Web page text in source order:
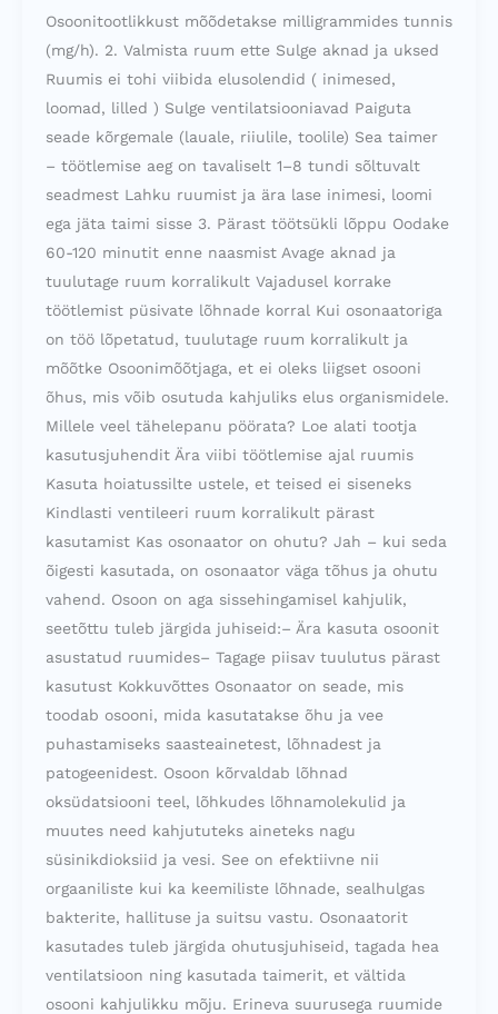
Osoonitootlikkust mõõdetakse milligrammides tunnis
(mg/h). 2. Valmista ruum ette Sulge aknad ja uksed
Ruumis ei tohi viibida elusolendid ( inimesed,
loomad, lilled ) Sulge ventilatsiooniavad Paiguta
seade kõrgemale (lauale, riiulile, toolile) Sea taimer
– töötlemise aeg on tavaliselt 1–8 tundi sõltuvalt
seadmest Lahku ruumist ja ära lase inimesi, loomi
ega jäta taimi sisse 3. Pärast töötsükli lõppu Oodake
60-120 minutit enne naasmist Avage aknad ja
tuulutage ruum korralikult Vajadusel korrake
töötlemist püsivate lõhnade korral Kui osonaatoriga
on töö lõpetatud, tuulutage ruum korralikult ja
mõõtke Osoonimõõtjaga, et ei oleks liigset osooni
õhus, mis võib osutuda kahjuliks elus organismidele.
Millele veel tähelepanu pöörata? Loe alati tootja
kasutusjuhendit Ära viibi töötlemise ajal ruumis
Kasuta hoiatussilte ustele, et teised ei siseneks
Kindlasti ventileeri ruum korralikult pärast
kasutamist Kas osonaator on ohutu? Jah – kui seda
õigesti kasutada, on osonaator väga tõhus ja ohutu
vahend. Osoon on aga sissehingamisel kahjulik,
seetõttu tuleb järgida juhiseid:– Ära kasuta osoonit
asustatud ruumides– Tagage piisav tuulutus pärast
kasutust Kokkuvõttes Osonaator on seade, mis
toodab osooni, mida kasutatakse õhu ja vee
puhastamiseks saasteainetest, lõhnadest ja
patogeenidest. Osoon kõrvaldab lõhnad
oksüdatsiooni teel, lõhkudes lõhnamolekulid ja
muutes need kahjututeks aineteks nagu
süsinikdioksiid ja vesi. See on efektiivne nii
orgaaniliste kui ka keemiliste lõhnade, sealhulgas
bakterite, hallituse ja suitsu vastu. Osonaatorit
kasutades tuleb järgida ohutusjuhiseid, tagada hea
ventilatsioon ning kasutada taimerit, et vältida
osooni kahjulikku mõju. Erineva suurusega ruumide